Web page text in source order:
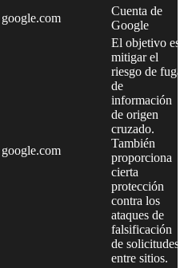
google.com
Cuenta de
Google
google.com
El objetivo es
mitigar el
riesgo de fuga
de
información
de origen
cruzado.
También
proporciona
cierta
protección
contra los
ataques de
falsificación
de solicitudes
entre sitios.